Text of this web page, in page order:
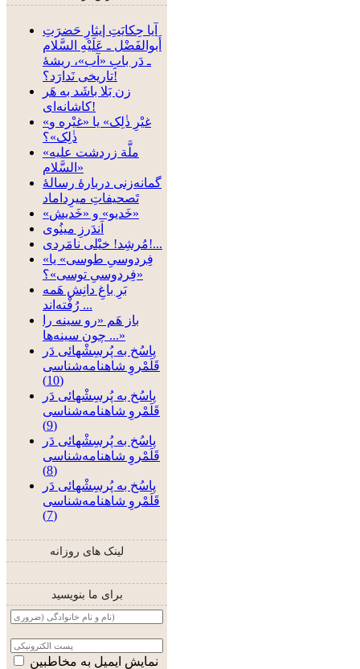
آیا حِکایَتِ إیثارِ حَضرَتِ
أَبوالفَضْل ـ عَلَیْهِ السَّلام
ـ دَر بابِ «آب»، ریشۀ
تاریخی نَدارَد؟!
زن بَلا باشَد به هَر
کاشانه‌ای!
«غیْرِ ذٰلِک» یا «غیْره و
ذٰلِک»؟
«ملَّة زردشت علیه
السَّلام»
گمانه‌زنی دربارۀ رسالۀ
تَصحیفاتِ میرِداماد
«خَدیو» و «خَدیش»
اَندَرزِ مینُوی
مُرشِد! خیْلی نامَردی!...
«فِردوسیِ طوسی» یا
«فِردوسیِ توسی»؟
بَرِ باغِ دانِش هَمه
رُفْته‌‏اند ...
باز هَم «رو سینه را
چون سینه‌ها ...»
پاسُخ به پُرسِشْهائی دَر
قَلَمْروِ شاهنامه‌شناسی
(10)
پاسُخ به پُرسِشْهائی دَر
قَلَمْروِ شاهنامه‌شناسی
(9)
پاسُخ به پُرسِشْهائی دَر
قَلَمْروِ شاهنامه‌شناسی
(8)
پاسُخ به پُرسِشْهائی دَر
قَلَمْروِ شاهنامه‌شناسی
(7)
لینک های روزانه
برای ما بنویسید
نمایش ایمیل به مخاطبین